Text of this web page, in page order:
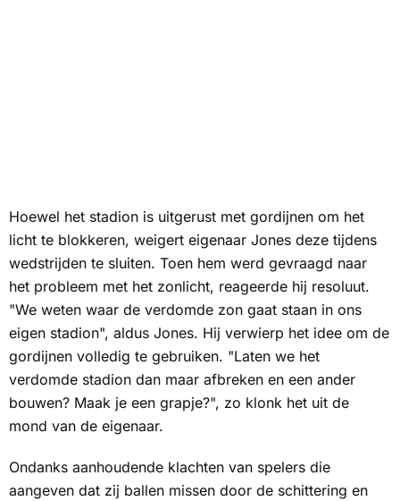
Hoewel het stadion is uitgerust met gordijnen om het
licht te blokkeren, weigert eigenaar Jones deze tijdens
wedstrijden te sluiten. Toen hem werd gevraagd naar
het probleem met het zonlicht, reageerde hij resoluut.
"We weten waar de verdomde zon gaat staan in ons
eigen stadion", aldus Jones. Hij verwierp het idee om de
gordijnen volledig te gebruiken. "Laten we het
verdomde stadion dan maar afbreken en een ander
bouwen? Maak je een grapje?", zo klonk het uit de
mond van de eigenaar.
Ondanks aanhoudende klachten van spelers die
aangeven dat zij ballen missen door de schittering en